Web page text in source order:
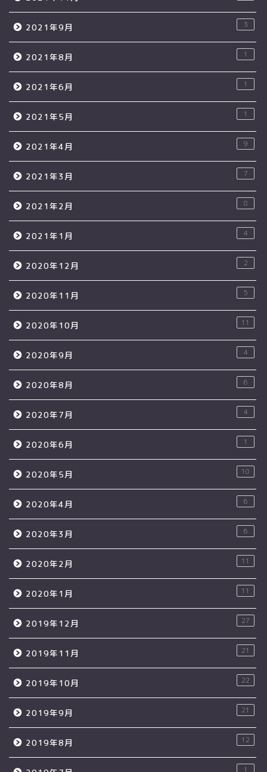
2021年9月 3
2021年8月 1
2021年6月 1
2021年5月 1
2021年4月 9
2021年3月 7
2021年2月 8
2021年1月 4
2020年12月 2
2020年11月 5
2020年10月 11
2020年9月 4
2020年8月 6
2020年7月 4
2020年6月 1
2020年5月 10
2020年4月 6
2020年3月 6
2020年2月 11
2020年1月 11
2019年12月 27
2019年11月 21
2019年10月 22
2019年9月 21
2019年8月 12
1